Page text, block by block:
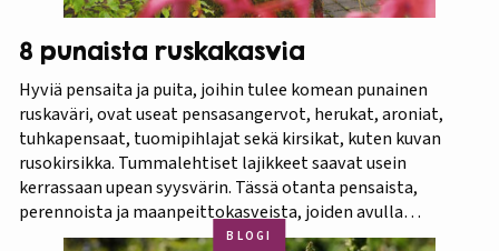
8 punaista ruskakasvia
Hyviä pensaita ja puita, joihin tulee komean punainen
ruskaväri, ovat useat pensasangervot, herukat, aroniat,
tuhkapensaat, tuomipihlajat sekä kirsikat, kuten kuvan
rusokirsikka. Tummalehtiset lajikkeet saavat usein
kerrassaan upean syysvärin. Tässä otanta pensaista,
perennoista ja maanpeittokasveista, joiden avulla
saavutetaan monikerroksinen punainen ruska syyspihalle.
BLOGI